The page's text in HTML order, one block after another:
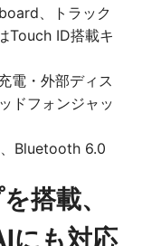
、トラック
Touch ID搭載キ
電・外部ディス
ドフォンジャッ
Bluetooth 6.0
搭載、
にも対応